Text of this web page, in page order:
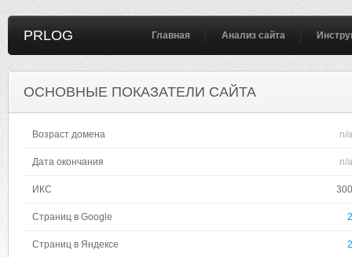
PRLOG Главная Анализ сайта
ОСНОВНЫЕ ПОКАЗАТЕЛИ САЙТА
Возраст домена n/a
Дата окончания n/a
ИКС 300
Страниц в Google 2
Страниц в Яндексе 2